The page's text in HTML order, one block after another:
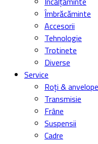
Îmbrăcăminte
Accesorii
Tehnologie
Trotinete
Diverse
Service
Roți & anvelope
Transmisie
Frâne
Suspensii
Cadre